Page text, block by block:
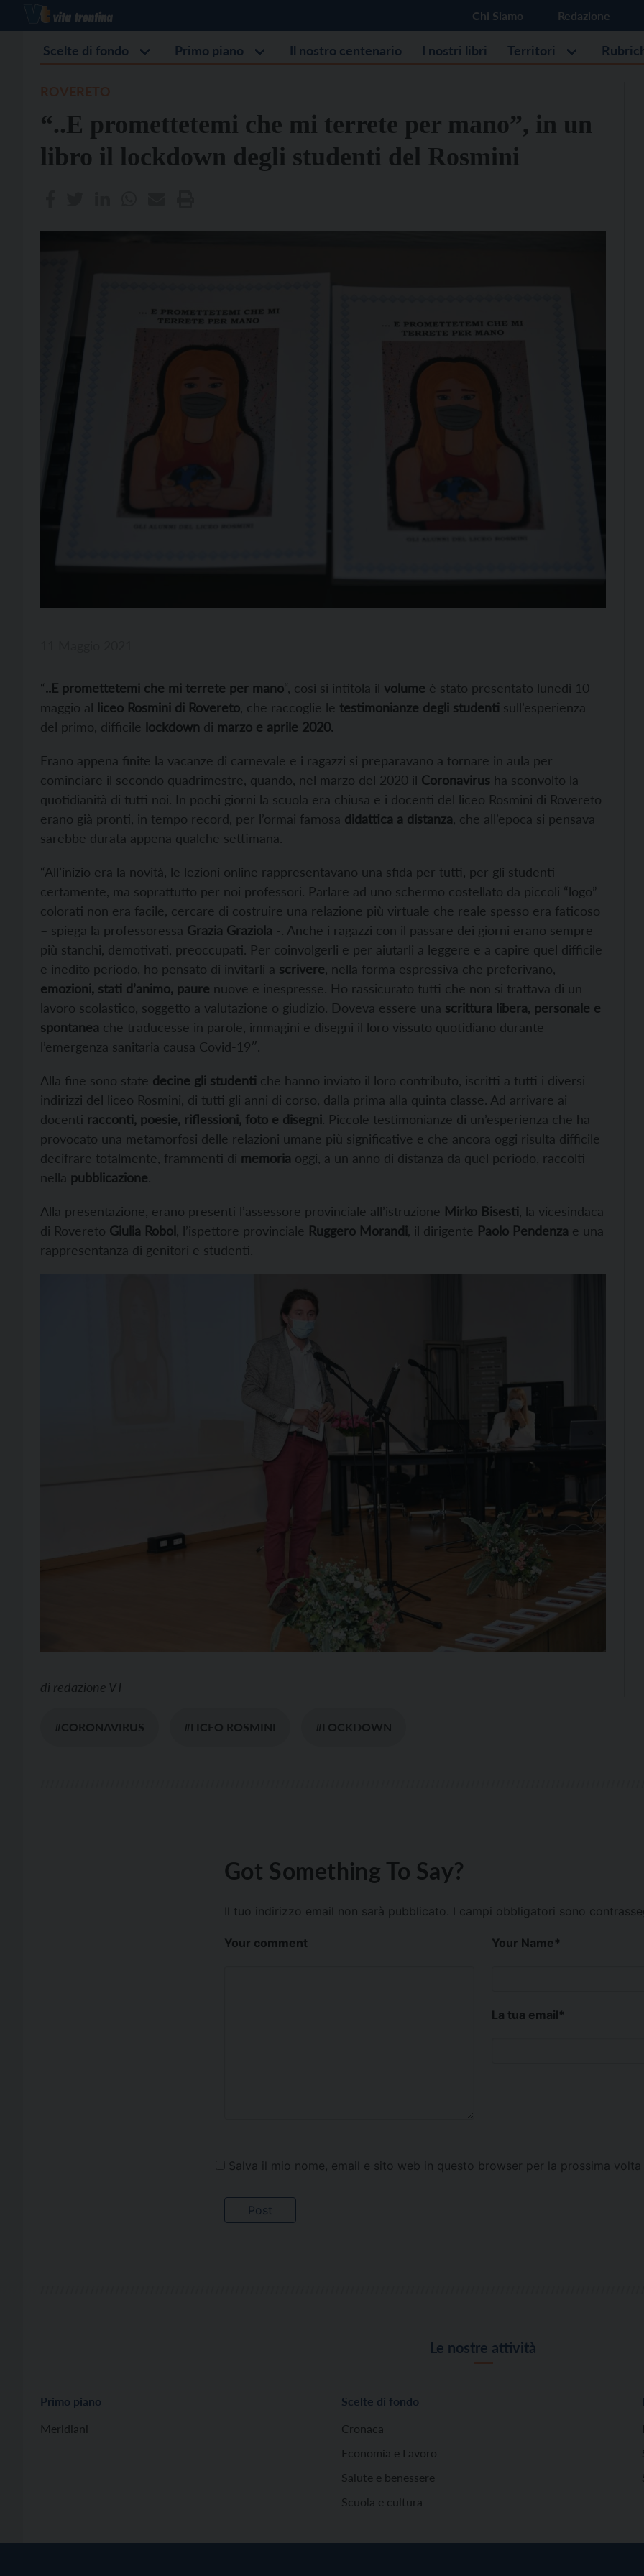
Chi Siamo Redazione
Scelte di fondo Primo piano Il nostro centenario I nostri libri Territori
“..E promettetemi che mi terrete per mano”, in un
libro il lockdown degli studenti del Rosmini
“..E promettetemi che mi terrete per mano“, così si intitola il volume è stato presentato lunedì 10
maggio al liceo Rosmini di Rovereto , che raccoglie le testimonianze degli studenti sull’esperienza
del primo, difficile lockdown di marzo e aprile 2020.
Erano appena finite la vacanze di carnevale e i ragazzi si preparavano a tornare in aula per
cominciare il secondo quadrimestre, quando, nel marzo del 2020 il Coronavirus ha sconvolto la
quotidianità di tutti noi. In pochi giorni la scuola era chiusa e i docenti del liceo Rosmini di Rovereto
erano già pronti, in tempo record, per l’ormai famosa didattica a distanza , che all’epoca si pensava
sarebbe durata appena qualche settimana.
“All’inizio era la novità, le lezioni online rappresentavano una sfida per tutti, per gli studenti
certamente, ma soprattutto per noi professori. Parlare ad uno schermo costellato da piccoli “logo”
colorati non era facile, cercare di costruire una relazione più virtuale che reale spesso era faticoso
– spiega la professoressa Grazia Graziola -. Anche i ragazzi con il passare dei giorni erano sempre
più stanchi, demotivati, preoccupati. Per coinvolgerli e per aiutarli a leggere e a capire quel difficile
e inedito periodo, ho pensato di invitarli a scrivere , nella forma espressiva che preferivano,
emozioni, stati d’animo, paure nuove e inespresse. Ho rassicurato tutti che non si trattava di un
lavoro scolastico, soggetto a valutazione o giudizio. Doveva essere una scrittura libera, personale e
spontanea che traducesse in parole, immagini e disegni il loro vissuto quotidiano durante
l’emergenza sanitaria causa Covid-19″.
Alla fine sono state decine gli studenti che hanno inviato il loro contributo, iscritti a tutti i diversi
indirizzi del liceo Rosmini, di tutti gli anni di corso, dalla prima alla quinta classe. Ad arrivare ai
docenti racconti, poesie, riflessioni, foto e disegni. Piccole testimonianze di un’esperienza che ha
provocato una metamorfosi delle relazioni umane più significative e che ancora oggi risulta difficile
decifrare totalmente, frammenti di memoria oggi, a un anno di distanza da quel periodo, raccolti
nella pubblicazione.
Alla presentazione, erano presenti l’assessore provinciale all’istruzione Mirko Bisesti , la vicesindaca
di Rovereto Giulia Robol , l’ispettore provinciale Ruggero Morandi , il dirigente Paolo Pendenza e una
rappresentanza di genitori e studenti.
di redazione VT
#CORONAVIRUS #LICEO ROSMINI #LOCKDOWN
Got Something To Say?
Il tuo indirizzo email non sarà pubblicato. I campi obbligatori sono
Your comment Your Name*
La tua email*
Salva il mio nome, email e sito web in questo browser per la prossima volta
Le nostre attività
Primo piano
Meridiani
Scelte di fondo
Cronaca
Economia e Lavoro
Salute e benessere
Scuola e cultura